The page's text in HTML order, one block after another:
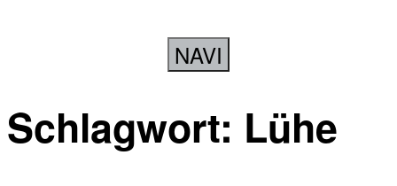
NAVI
Schlagwort: Lühe